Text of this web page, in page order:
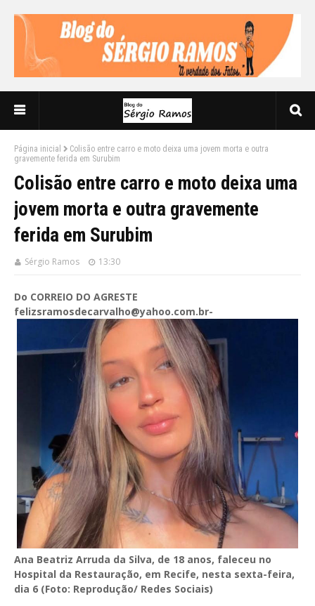
Página inicial
Colisão entre carro e moto deixa uma jovem morta e outra
gravemente ferida em Surubim
Colisão entre carro e moto deixa uma
jovem morta e outra gravemente
ferida em Surubim
Sérgio Ramos 13:30
Do CORREIO DO AGRESTE
felizsramosdecarvalho@yahoo.com.br-
Ana Beatriz Arruda da Silva, de 18 anos, faleceu no
Hospital da Restauração, em Recife, nesta sexta-feira,
dia 6 (Foto: Reprodução/ Redes Sociais)